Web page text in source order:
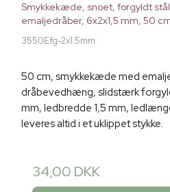
Smykkekæde, snoet, forgyldt
emaljedråber, 6x2x1,5 mm, 50
3550Efg-2x1.5mm
50 cm, smykkekæde med
dråbevedhæng, slidstærk
mm, ledbredde 1,5 mm,
leveres altid i et uklippet stykke.
34,00 DKK